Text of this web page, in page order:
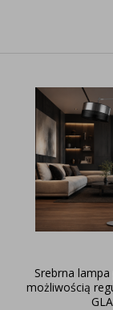
Srebrna
możliwością